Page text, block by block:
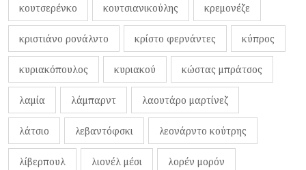
κουτσερένκο κουτσιανικούλης κρεμονέζε
κριστιάνο ρονάλντο κρίστο φερνάντες κύπρος
κυριακόπουλος κυριακού κώστας μπράτσος
λαμία λάμπαρντ λαουτάρο μαρτίνεζ
λάτσιο λεβαντόφσκι λεονάρντο κούτρης
λίβερπουλ λιονέλ μέσι λορέν μορόν